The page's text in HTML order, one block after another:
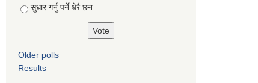
सुधार गर्नु पर्ने धेरै छन
Older polls
Results